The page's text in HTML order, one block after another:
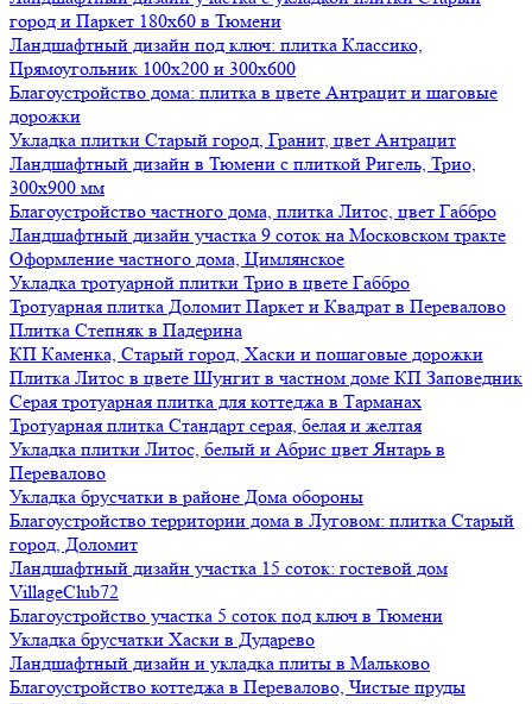
город и Паркет 180х60 в Тюмени
Ландшафтный дизайн под ключ: плитка Классико,
Прямоугольник 100х200 и 300х600
Благоустройство дома: плитка в цвете Антрацит и шаговые
дорожки
Укладка плитки Старый город, Гранит, цвет Антрацит
Ландшафтный дизайн в Тюмени с плиткой Ригель, Трио,
300х900 мм
Благоустройство частного дома, плитка Литос, цвет Габбро
Ландшафтный дизайн участка 9 соток на Московском тракте
Оформление частного дома, Цимлянское
Укладка тротуарной плитки Трио в цвете Габбро
Тротуарная плитка Доломит Паркет и Квадрат в Перевалово
Плитка Степняк в Падерина
КП Каменка, Старый город, Хаски и пошаговые дорожки
Плитка Литос в цвете Шунгит в частном доме КП Заповедник
Серая тротуарная плитка для коттеджа в Тарманах
Тротуарная плитка Стандарт серая, белая и желтая
Укладка плитки Литос, белый и Абрис цвет Янтарь в
Перевалово
Укладка брусчатки в районе Дома обороны
Благоустройство территории дома в Луговом: плитка Старый
город, Доломит
Ландшафтный дизайн участка 15 соток: гостевой дом
VillageClub72
Благоустройство участка 5 соток под ключ в Тюмени
Укладка брусчатки Хаски в Дударево
Ландшафтный дизайн и укладка плиты в Мальково
Благоустройство коттеджа в Перевалово, Чистые пруды